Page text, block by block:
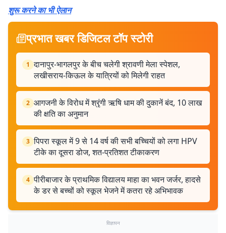
शुरू करने का भी ऐलान
प्रभात खबर डिजिटल टॉप स्टोरी
1 दानापुर-भागलपुर के बीच चलेगी श्रावणी मेला स्पेशल,
लखीसराय-किऊल के यात्रियों को मिलेगी राहत
2 आगजनी के विरोध में श्रृंगी ऋषि धाम की दुकानें बंद, 10 लाख
की क्षति का अनुमान
3 पिपरा स्कूल में 9 से 14 वर्ष की सभी बच्चियों को लगा HPV
टीके का दूसरा डोज, शत-प्रतिशत टीकाकरण
4 पीरीबाजार के प्राथमिक विद्यालय माहा का भवन जर्जर, हादसे
के डर से बच्चों को स्कूल भेजने में कतरा रहे अभिभावक
विज्ञापन